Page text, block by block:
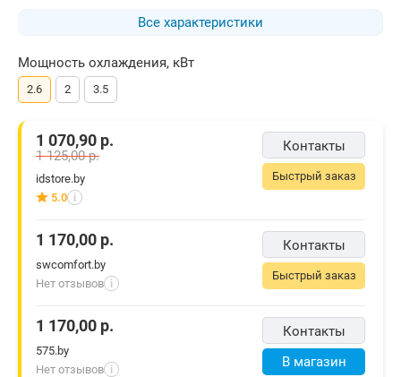
Все характеристики
Мощность охлаждения, кВт
2.6 2 3.5
Контакты
Быстрый заказ
1 070,90 р.
1 125,00р.
idstore.by
5.0 i
Контакты
Быстрый заказ
1 170,00 р.
swcomfort.by
Нет отзывов i
Контакты
В магазин
1 170,00 р.
575.by
Нет отзывов i